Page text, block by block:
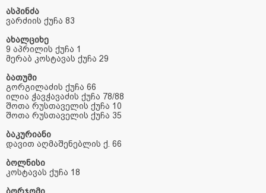
ასპინძა
ვარძიის ქუჩა 83
ახალციხე
9 აპრილის ქუჩა 1
მერაბ კოსტავას ქუჩა 29
ბათუმი
გორგილაძის ქუჩა 66
ილია ჭავჭავაძის ქუჩა 78/88
შოთა რუსთაველის ქუჩა 10
შოთა რუსთაველის ქუჩა 35
ბაკურიანი
დავით აღმაშენებლის ქ. 66
ბოლნისი
კოსტავას ქუჩა 18